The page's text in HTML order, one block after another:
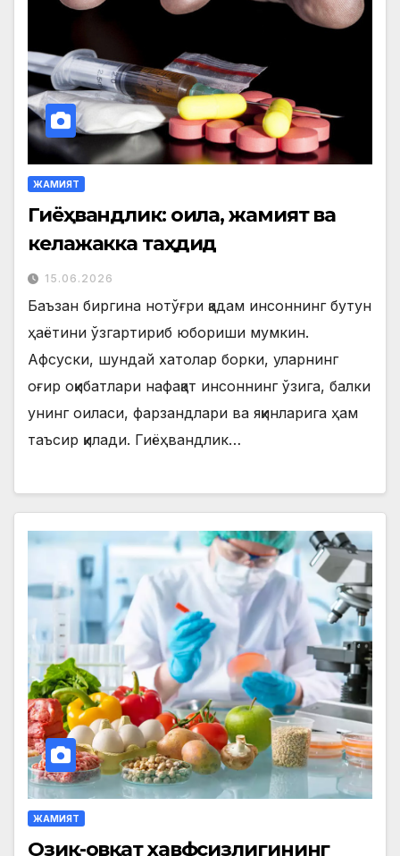
ЖАМИЯТ
Гиёҳвандлик: оила, жамият ва
келажакка таҳдид
15.06.2026
Баъзан биргина нотўғри қадам инсоннинг бутун
ҳаётини ўзгартириб юбориши мумкин.
Афсуски, шундай хатолар борки, уларнинг
оғир оқибатлари нафақат инсоннинг ўзига, балки
унинг оиласи, фарзандлари ва яқинларига ҳам
таъсир қилади. Гиёҳвандлик…
ЖАМИЯТ
Озиқ-овқат хавфсизлигининг